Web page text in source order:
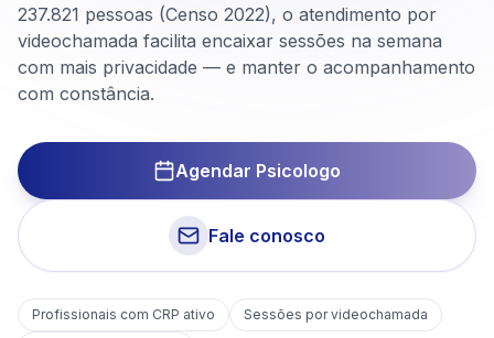
237.821 pessoas (Censo 2022), o atendimento por
videochamada facilita encaixar sessões na semana
com mais privacidade — e manter o acompanhamento
com constância.
Agendar Psicologo
Fale conosco
Profissionais com CRP ativo
Sessões por videochamada